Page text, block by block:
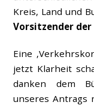
Kreis, Land und
Vorsitzender der
Eine
jetzt Klarheit
danken dem
unseres Antrags